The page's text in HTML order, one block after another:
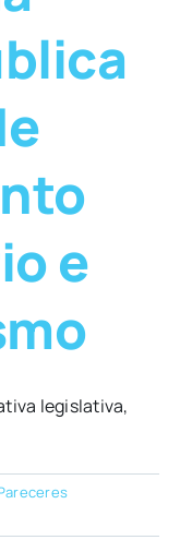
e
legislativa,